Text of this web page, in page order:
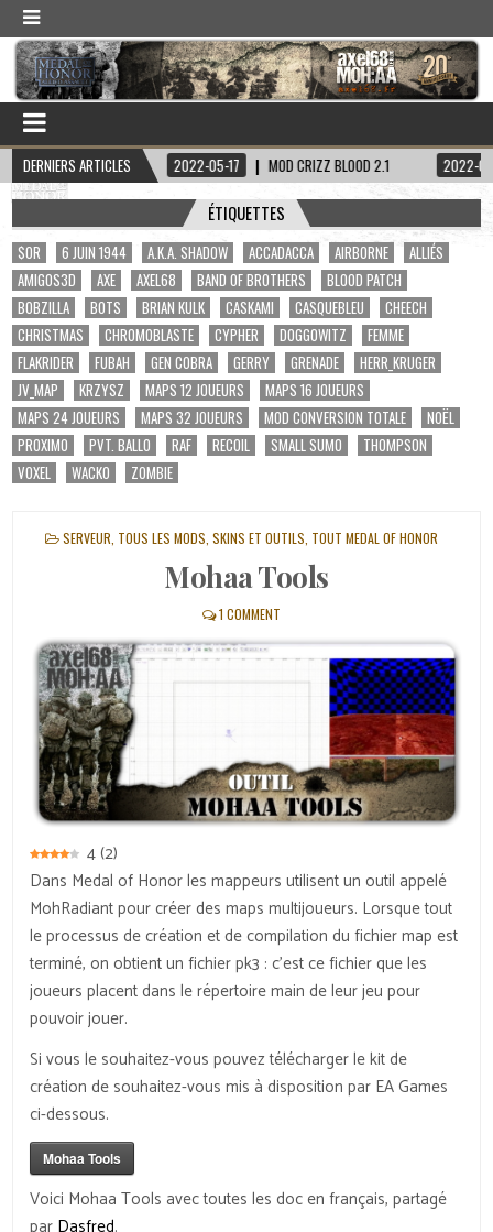
DERNIERS ARTICLES2022-05-17 MOD CRIZZ BLOOD 2.1 2022-05-01
ÉTIQUETTES
$OR 6 JUIN 1944 A.K.A. SHADOW ACCADACCA AIRBORNE
ALLIÉS
AMIGOS3D
AXE AXEL68 BAND OF BROTHERS
BLOOD PATCH
BOBZILLA
BOTS BRIAN KULK CASKAMI CASQUEBLEU
CHEECH
CHRISTMAS
CHROMOBLASTE CYPHER DOGGOWITZ
FEMME
FLAKRIDER
FUBAH GEN COBRA GERRY GRENADE
HERR_KRUGER
JV_MAP
KRZYSZ MAPS 12 JOUEURS
MAPS 16 JOUEURS
MAPS 24 JOUEURS
MAPS 32 JOUEURS MOD CONVERSION TOTALE
NOËL
PROXIMO
PVT. BALLO RAF RECOIL SMALL SUMO
THOMPSON
VOXEL
WACKO ZOMBIE
POSTED
SERVEUR TOUS LES MODS, SKINS ET OUTILS TOUT MEDAL OF HONOR
Mohaa Tools
1 COMMENT
4(2)
Dans Medal of Honor les mappeurs utilisent un outil appelé
MohRadiant pour créer des maps multijoueurs. Lorsque tout
le processus de création et de compilation du fichier map est
terminé, on obtient un fichier pk3 : c’est ce fichier que les
joueurs placent dans le répertoire main de leur jeu pour
pouvoir jouer.
Si vous le souhaitez-vous pouvez télécharger le kit de
création de souhaitez-vous mis à disposition par EA Games
ci-dessous.
Mohaa Tools
Voici Mohaa Tools avec toutes les doc en français, partagé